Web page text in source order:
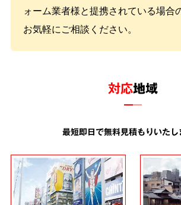
ォーム業者様と提携されている場合
お気軽にご相談ください。
対応地域
最短即日で無料見積もりいたし